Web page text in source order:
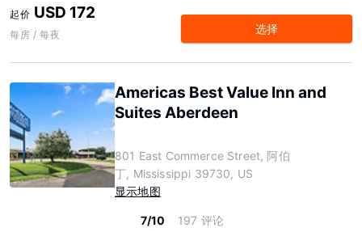
起价 USD 172
每房 / 每夜 选择
Americas Best Value Inn and
Suites Aberdeen
801 East Commerce Street, 阿伯
丁, Mississippi 39730, US
显示地图
7/10
197 评论